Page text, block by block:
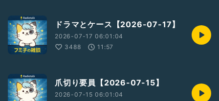
ドラマとケース【2026-07-17】
2026-07-17 06:01:04
3488
11:57
爪切り要員【2026-07-15】
2026-07-15 06:01:04